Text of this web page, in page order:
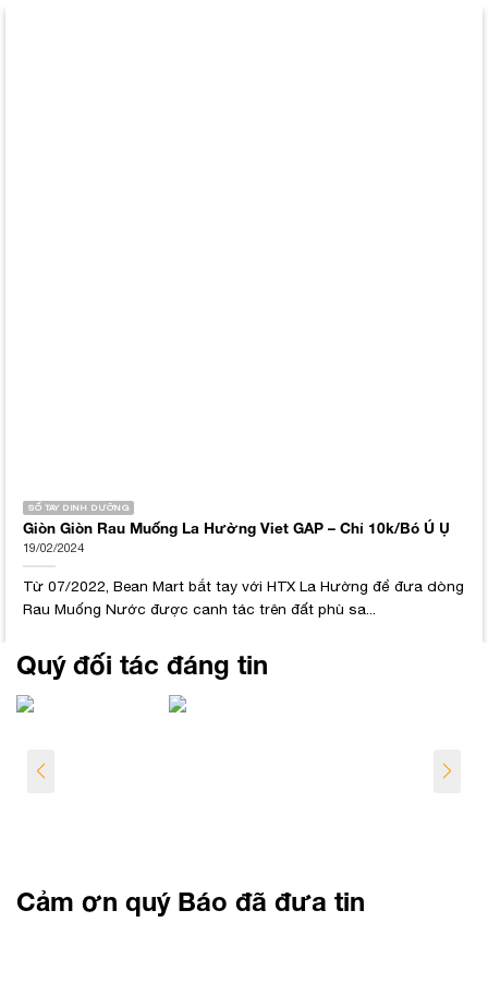
SỐ TAY DINH DƯỠNG
Giòn Giòn Rau Muống La Hường Viet GAP – Chỉ 10k/Bó Ú Ụ
19/02/2024
Từ 07/2022, Bean Mart bắt tay với HTX La Hường để đưa dòng
Rau Muống Nước được canh tác trên đất phù sa...
Quý đối tác đáng tin
Cảm ơn quý Báo đã đưa tin